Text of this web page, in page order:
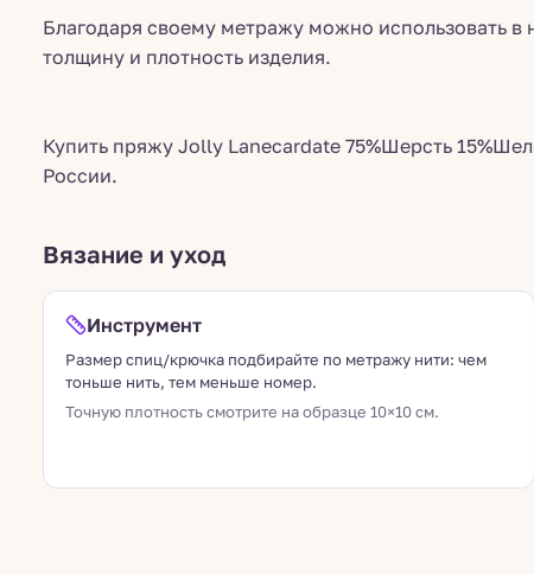
Благодаря своему метражу можно использовать
толщину и плотность изделия.
Купить пряжу Jolly Lanecardate 75%Шерсть
России.
Вязание и уход
Инструмент
Размер спиц/крючка подбирайте по метражу нити: чем
тоньше нить, тем меньше номер.
Точную плотность смотрите на образце 10×10 см.